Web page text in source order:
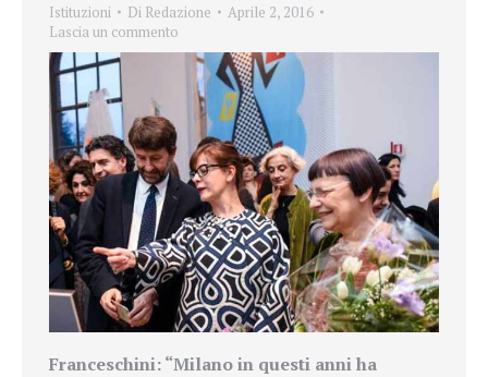
Istituzioni Di Redazione
Aprile 2, 2016
Lascia un commento
Franceschini: “Milano in questi anni ha